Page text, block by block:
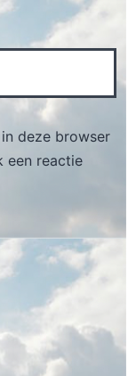
deze browser
een reactie